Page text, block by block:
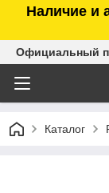
Наличие и
Официальный
Каталог